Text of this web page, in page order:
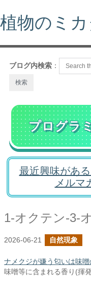
植物のミカ
ブログ内検索 ：
プログラ
最近興味があ
メルマ
1-オクテン-3-
2026-06-21 自然現象
ナメクジが嫌う匂いは味噌
味噌等に含まれる香り(揮